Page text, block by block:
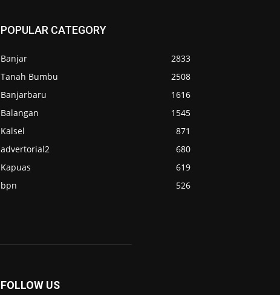
POPULAR CATEGORY
Banjar
2833
Tanah Bumbu
2508
Banjarbaru
1616
Balangan
1545
Kalsel
871
advertorial2
680
Kapuas
619
bpn
526
FOLLOW US